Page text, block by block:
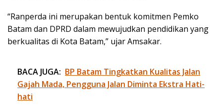
“Ranperda ini merupakan bentuk komitmen Pemko
Batam dan DPRD dalam mewujudkan pendidikan yang
berkualitas di Kota Batam,” ujar Amsakar.
BACA JUGA: BP Batam Tingkatkan Kualitas Jalan
Gajah Mada, Pengguna Jalan Diminta Ekstra Hati-
hati